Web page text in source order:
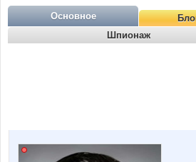
Основное
Шпионаж